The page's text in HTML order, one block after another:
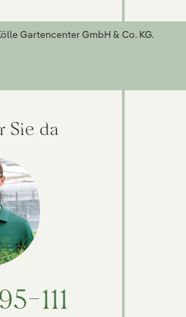
Gartencenter GmbH & Co. KG.
Sie da
111